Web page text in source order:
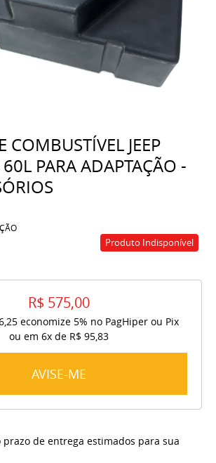
COMBUSTÍVEL JEEP
60L PARA ADAPTAÇÃO -
Produto Indisponível
R$ 575,00
economize 5% no PagHiper ou Pix
ou em 6x de R$ 95,83
AVISE-ME
prazo de entrega estimados para sua